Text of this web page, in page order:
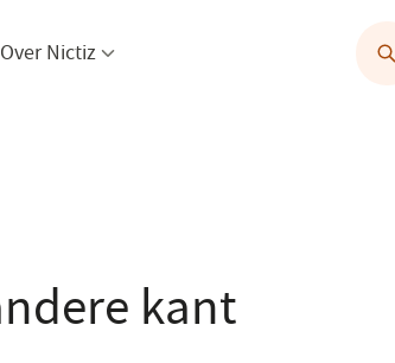
openenMenu openen
Over Nictiz
kant